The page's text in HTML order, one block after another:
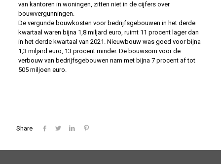
van kantoren in woningen, zitten niet in de cijfers over
bouwvergunningen.
De vergunde bouwkosten voor bedrijfsgebouwen in het derde
kwartaal waren bijna 1,8 miljard euro, ruimt 11 procent lager dan
in het derde kwartaal van 2021. Nieuwbouw was goed voor bijna
1,3 miljard euro, 13 procent minder. De bouwsom voor de
verbouw van bedrijfsgebouwen nam met bijna 7 procent af tot
505 miljoen euro.
Share